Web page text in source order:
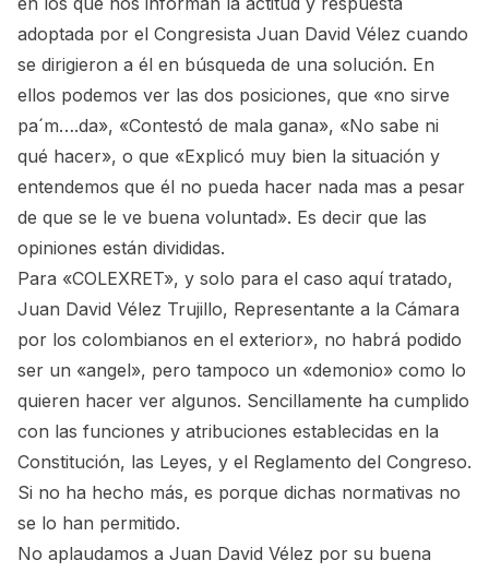
adoptada por el Congresista Juan David Vélez cuando
se dirigieron a él en búsqueda de una solución. En
ellos podemos ver las dos posiciones, que «no sirve
pa´m….da», «Contestó de mala gana», «No sabe ni
qué hacer», o que «Explicó muy bien la situación y
entendemos que él no pueda hacer nada mas a pesar
de que se le ve buena voluntad». Es decir que las
opiniones están divididas.
Para «COLEXRET», y solo para el caso aquí tratado,
Juan David Vélez Trujillo, Representante a la Cámara
por los colombianos en el exterior», no habrá podido
ser un «angel», pero tampoco un «demonio» como lo
quieren hacer ver algunos. Sencillamente ha cumplido
con las funciones y atribuciones establecidas en la
Constitución, las Leyes, y el Reglamento del Congreso.
Si no ha hecho más, es porque dichas normativas no
se lo han permitido.
No aplaudamos a Juan David Vélez por su buena